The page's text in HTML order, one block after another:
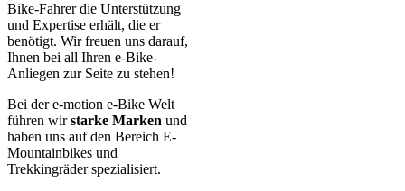
Bike-Fahrer die Unterstützung
und Expertise erhält, die er
benötigt. Wir freuen uns darauf,
Ihnen bei all Ihren e-Bike-
Anliegen zur Seite zu stehen!
Bei der e-motion e-Bike Welt
führen wirstarke Marken und
haben uns auf den Bereich E-
Mountainbikes und
Trekkingräder spezialisiert.